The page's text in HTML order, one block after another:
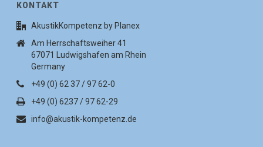
KONTAKT
AkustikKompetenz by Planex
Am Herrschaftsweiher 41
67071 Ludwigshafen am Rhein
Germany
+49 (0) 62 37 / 97 62-0
+49 (0) 6237 / 97 62-29
info@akustik-kompetenz.de